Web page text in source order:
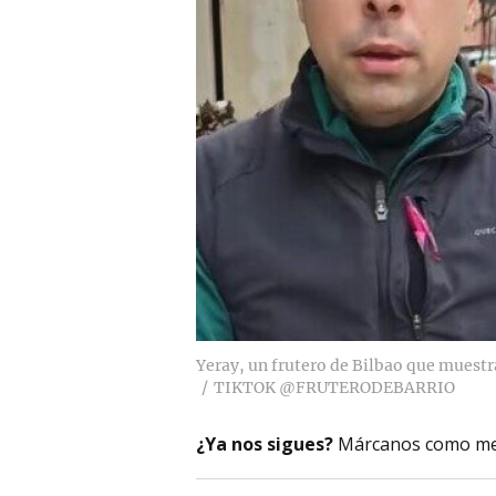
Yeray, un frutero de Bilbao que
TIKTOK @FRUTERODEBARRIO
¿Ya nos sigues? Márcanos como